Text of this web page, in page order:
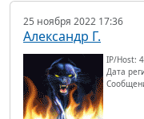
25 ноября 2022 17:36
Александр Г.
IP/Host:
Дата